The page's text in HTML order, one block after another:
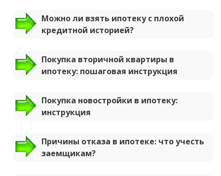
Можно ли взять ипотеку с плохой
кредитной историей?
Покупка вторичной квартиры в
ипотеку: пошаговая инструкция
Покупка новостройки в ипотеку:
инструкция
Причины отказа в ипотеке: что учесть
заемщикам?